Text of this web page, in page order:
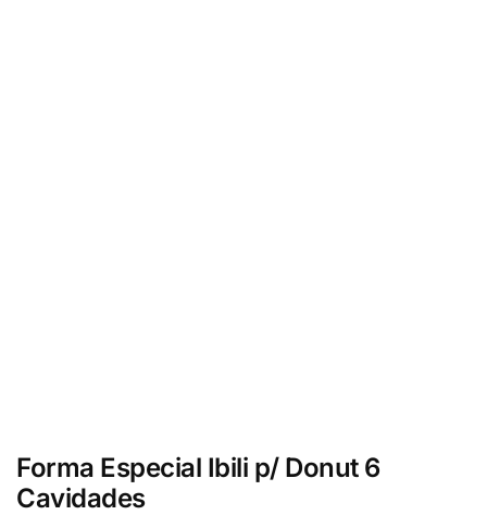
Forma Especial Ibili p/ Donut 6
Cavidades